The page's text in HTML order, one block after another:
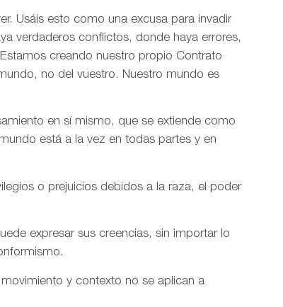
Usáis esto como una excusa para invadir
verdaderos conflictos, donde haya errores,
creando nuestro propio Contrato
no del vuestro. Nuestro mundo es
en sí mismo, que se extiende como
está a la vez en todas partes y en
o prejuicios debidos a la raza, el poder
expresar sus creencias, sin importar lo
y contexto no se aplican a